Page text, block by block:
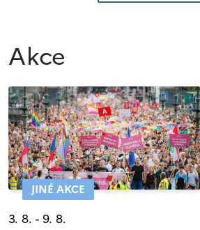
Akce
JINÉ AKCE
3. 8. - 9. 8.